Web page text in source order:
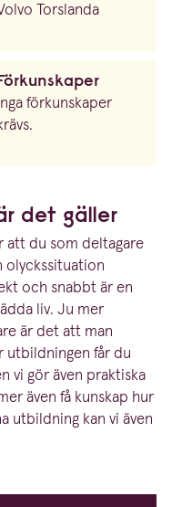
Torslanda
Inga förkunskaper
det gäller
att du som deltagare
olycks­si­tu­ation
och snabbt är en
liv. Ju mer
är det att man
utbild­ningen får du
vi gör även praktiska
även få kunskap hur
utbildning kan vi även